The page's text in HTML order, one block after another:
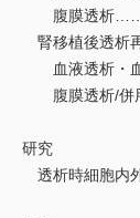
腹膜透析……
腎移植後透析
血液透析・
腹膜透析/併
研究
透析時細胞内